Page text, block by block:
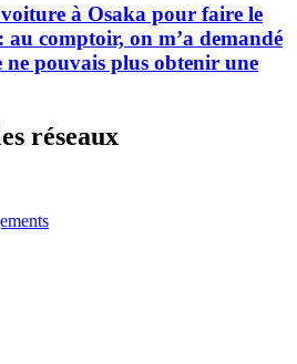
voiture à Osaka pour faire le
comptoir, on m’a demandé
pouvais plus obtenir une
réseaux